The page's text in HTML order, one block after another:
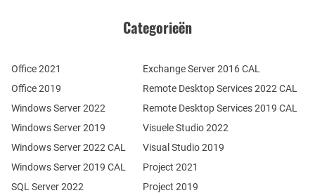
Categorieën
Office 2021
Office 2019
Windows Server 2022
Windows Server 2019
SQL Server 2022
Windows Server 2022 CAL
Windows Server 2019 CAL
Remote Desktop Services 2022 CAL
Remote Desktop Services 2019 CAL
Exchange Server 2016 CAL
Visuele Studio 2022
Visual Studio 2019
Project 2021
Project 2019